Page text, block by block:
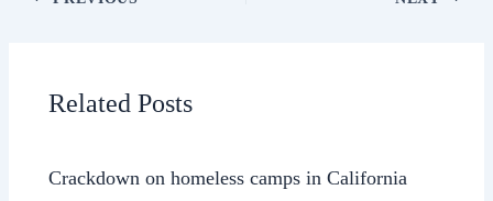
Related Posts
Crackdown on homeless camps in California